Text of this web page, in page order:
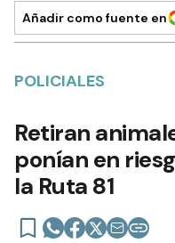
Añadir como fuente en
POLICIALES
Retiran
ponían en
la Ruta 81